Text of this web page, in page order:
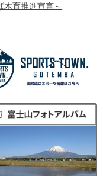
木育推進宣言～